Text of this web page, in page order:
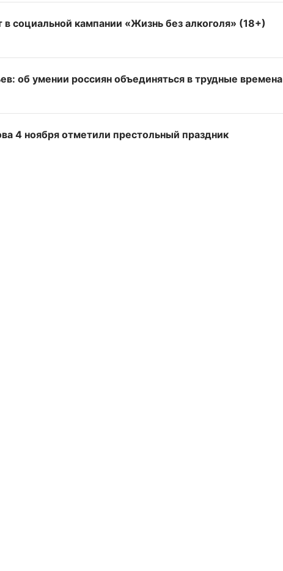
в социальной кампании «Жизнь без алкоголя» (18+)
об умении россиян объединяться в трудные времена
4 ноября отметили престольный праздник